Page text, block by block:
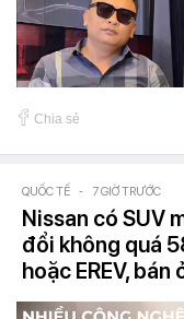
Chia sẻ
QUỐC TẾ - 7 GIỜ TRƯỚC
Nissan có SUV
đổi không quá
hoặc EREV,